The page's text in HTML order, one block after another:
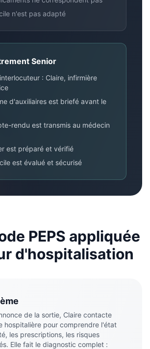
n'est pas adapté
Senior
: Claire, infirmière
d'auxiliaires est briefé avant le
rendu est transmis au médecin
est préparé et vérifié
est évalué et sécurisé
PEPS appliquée
d'hospitalisation
de la sortie, Claire contacte
hospitalière pour comprendre l'état
les prescriptions, les risques
Elle fait le diagnostic complet :